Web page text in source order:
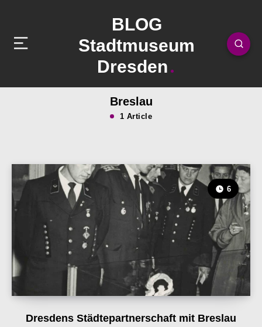
BLOG
Stadtmuseum
Dresden
Breslau
1 Article
Dresdens Städtepartnerschaft mit Breslau
6